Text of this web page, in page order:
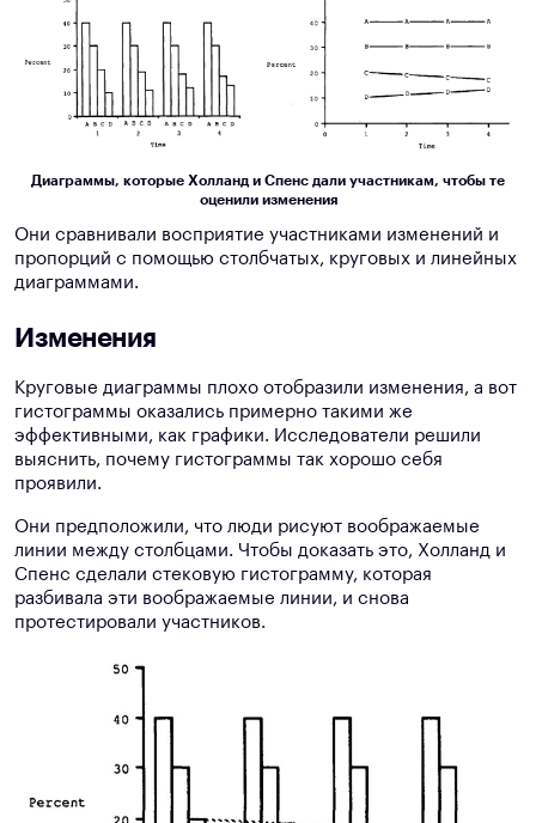
Диаграммы, которые Холланд и Спенс дали участникам, чтобы те
оценили изменения
Они сравнивали восприятие участниками изменений и
пропорций с помощью столбчатых, круговых и линейных
диаграммами.
Изменения
Круговые диаграммы плохо отобразили изменения, а вот
гистограммы оказались примерно такими же
эффективными, как графики. Исследователи решили
выяснить, почему гистограммы так хорошо себя
проявили.
Они предположили, что люди рисуют воображаемые
линии между столбцами. Чтобы доказать это, Холланд и
Спенс сделали стековую гистограмму, которая
разбивала эти воображаемые линии, и снова
протестировали участников.